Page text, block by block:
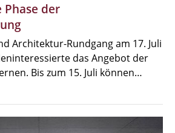
Phase der
Architektur-Rundgang am 17. Juli
das Angebot der
Bis zum 15. Juli können…